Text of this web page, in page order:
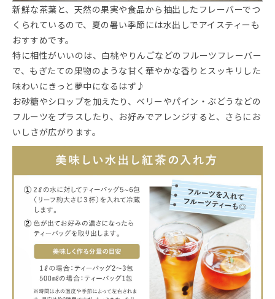
新鮮な茶葉と、天然の果実や食品から抽出したフレーバーでつ
くられているので、夏の暑い季節には水出しでアイスティーも
おすすめです。
特に相性がいいのは、白桃やりんごなどのフルーツフレーバー
で、もぎたての果物のような甘く華やかな香りとスッキリした
味わいにきっと夢中になるはず♪
お砂糖やシロップを加えたり、ベリーやパイン・ぶどうなどの
フルーツをプラスしたり、お好みでアレンジすると、さらにお
いしさが広がります。